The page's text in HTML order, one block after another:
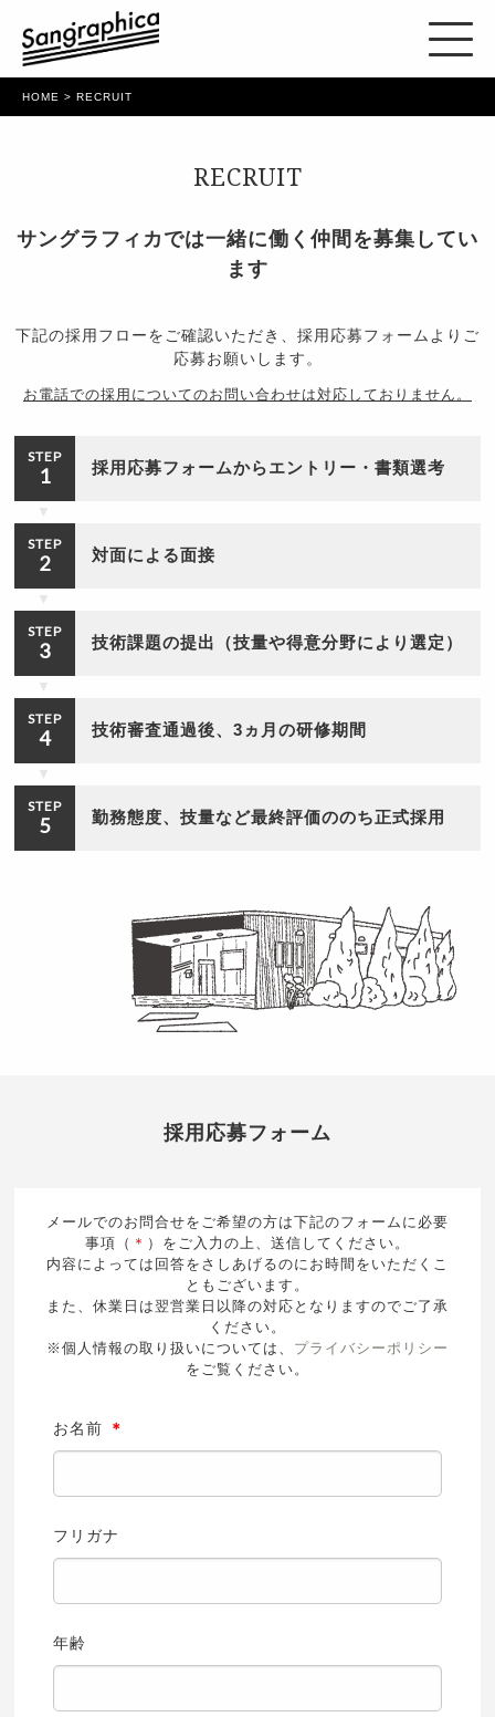
HOME > RECRUIT
RECRUIT
サングラフィカでは一緒に働く仲間を募集してい
ます
下記の採用フローをご確認いただき、採用応募フォームよりご
応募お願いします。
お電話での採用についてのお問い合わせは対応しておりません。
STEP
1 採用応募フォームからエントリー・書類選考
STEP
2 対面による面接
STEP
3 技術課題の提出（技量や得意分野により選定）
STEP
4 技術審査通過後、3ヵ月の研修期間
STEP
5 勤務態度、技量など最終評価ののち正式採用
採用応募フォーム
メールでのお問合せをご希望の方は下記のフォームに必要
事項（ ＊ ）をご入力の上、送信してください。
内容によっては回答をさしあげるのにお時間をいただくこ
ともございます。
また、休業日は翌営業日以降の対応となりますのでご了承
ください。
※個人情報の取り扱いについては、 プライバシーポリシー
をご覧ください。
お名前 ＊
フリガナ
年齢